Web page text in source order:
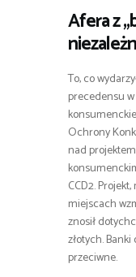
Afera z
To, co
precedensu
Ochrony
nad
CCD2.
miejscach
znosił
złotych.
przeciwne.